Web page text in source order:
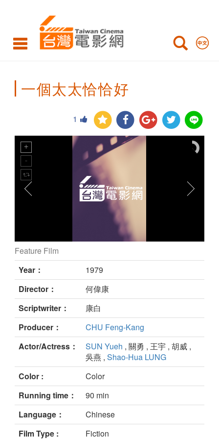
Taiwan
Cinema
一個太太恰恰好
1
still
Feature Film
Year：
1979
Director：
何偉康
Scriptwriter：
康白
Producer：
CHU Feng-Kang
Actor/Actress：
SUN Yueh , 關勇 , 王宇 , 胡威 ,
吳燕 , Shao-Hua LUNG
Color :
Color
Running time：
90 min
Language：
Chinese
Film Type :
Fiction